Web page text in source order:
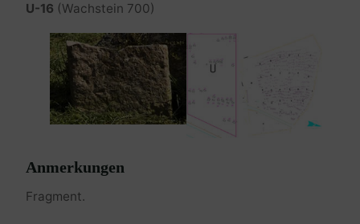
U-16 (Wachstein 700)
Anmerkungen
Fragment.